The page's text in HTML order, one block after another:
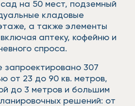
на 50 мест, подземный
кладовые
а также элементы
аптеку, кофейню и
спроса.
запроектировано 307
от 23 до 90 кв. метров,
до 3 метров и большим
решений: от